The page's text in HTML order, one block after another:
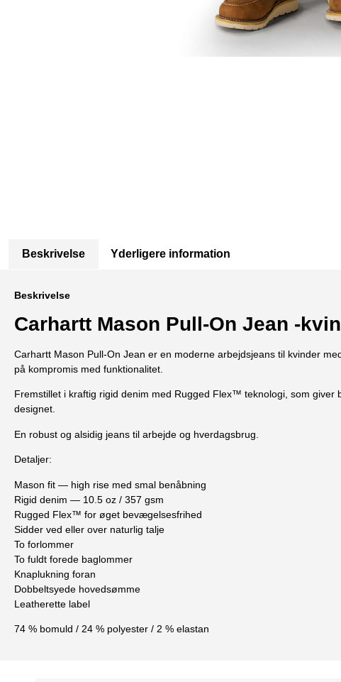
Beskrivelse Yderligere information
Beskrivelse
Carhartt Mason Pull-On Jean -
Carhartt Mason Pull-On Jean er en moderne arbejdsjeans til kvinder
på kompromis med funktionalitet.
Fremstillet i kraftig rigid denim med Rugged Flex™ teknologi, som
designet.
En robust og alsidig jeans til arbejde og hverdagsbrug.
Detaljer:
Mason fit — high rise med smal benåbning
Rigid denim — 10.5 oz / 357 gsm
Rugged Flex™ for øget bevægelsesfrihed
Sidder ved eller over naturlig talje
To forlommer
To fuldt forede baglommer
Knaplukning foran
Dobbeltsyede hovedsømme
Leatherette label
74 % bomuld / 24 % polyester / 2 % elastan